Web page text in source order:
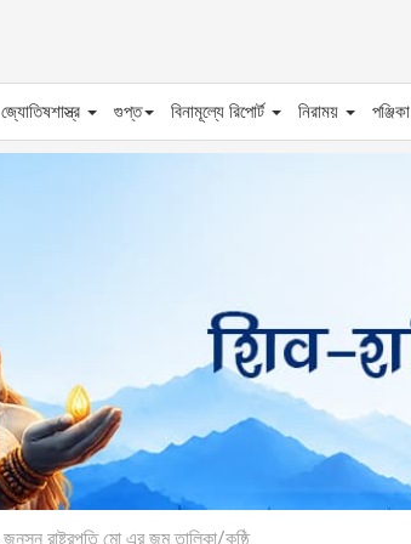
জ্যোতিষশাস্ত্র গুপ্ত বিনামূল্যে রিপোর্ট নিরাময় পঞ্জিকা
জনসন রাষ্ট্রপতি মো এর জন্ম তালিকা/কুষ্ঠি